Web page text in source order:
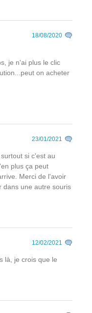
18/08/2020
je n'ai plus le clic
on acheter
23/01/2021
si c'est au
plus ça peut
Merci de l'avoir
dans une autre souris
12/02/2021
là, je crois que le